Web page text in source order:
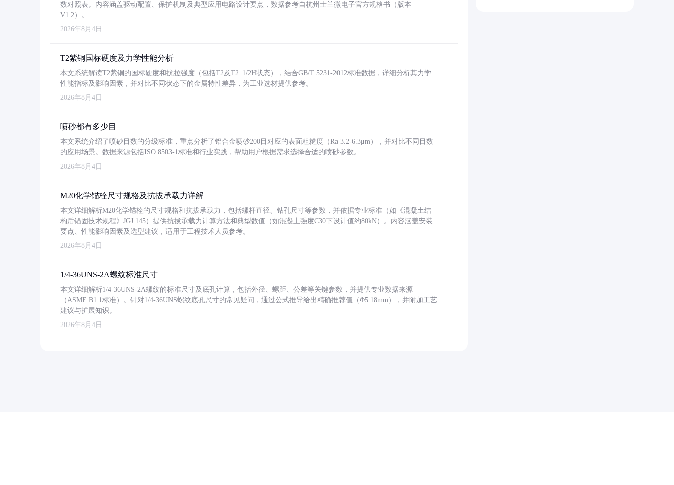
数对照表。内容涵盖驱动配置、保护机制及典型应用电路设计要点，数据参考自杭州士兰微电子官方规格书（版本
V1.2）。
2026年8月4日
T2紫铜国标硬度及力学性能分析
本文系统解读T2紫铜的国标硬度和抗拉强度（包括T2及T2_1/2H状态），结合GB/T 5231-2012标准数据，详细分析其力学
性能指标及影响因素，并对比不同状态下的金属特性差异，为工业选材提供参考。
2026年8月4日
喷砂都有多少目
本文系统介绍了喷砂目数的分级标准，重点分析了铝合金喷砂200目对应的表面粗糙度（Ra 3.2-6.3μm），并对比不同目数
的应用场景。数据来源包括ISO 8503-1标准和行业实践，帮助用户根据需求选择合适的喷砂参数。
2026年8月4日
M20化学锚栓尺寸规格及抗拔承载力详解
本文详细解析M20化学锚栓的尺寸规格和抗拔承载力，包括螺杆直径、钻孔尺寸等参数，并依据专业标准（如《混凝土结
构后锚固技术规程》JGJ 145）提供抗拔承载力计算方法和典型数值（如混凝土强度C30下设计值约80kN）。内容涵盖安装
要点、性能影响因素及选型建议，适用于工程技术人员参考。
2026年8月4日
1/4-36UNS-2A螺纹标准尺寸
本文详细解析1/4-36UNS-2A螺纹的标准尺寸及底孔计算，包括外径、螺距、公差等关键参数，并提供专业数据来源
（ASME B1.1标准）。针对1/4-36UNS螺纹底孔尺寸的常见疑问，通过公式推导给出精确推荐值（Φ5.18mm），并附加工艺
建议与扩展知识。
2026年8月4日